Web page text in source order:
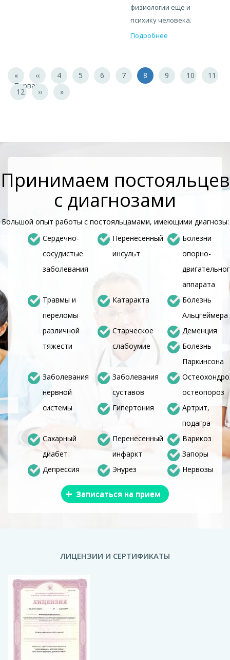
физиологии еще и
психику человека.
Подробнее
Нумерация
страниц
Первая
страница
«
Первая
←
‹‹ Page
4 Page
5 Page
6 Page
7
Текущая
страница
8 Page
9 Page
10 Page
11
Page
12
Следующая
страница
››
Последняя
страница
»
Принимаем постояльцев
с диагнозами
Большой опыт работы с постояльцамами, имеющими диагнозы:
Сердечно-
сосудистые
заболевания
Перенесенный
инсульт
Болезни
опорно-
аппарата
Травмы и
переломы
различной
тяжести
Катаракта
Болезнь
Альцгеймера
Старческое
слабоумие
Деменция
Болезнь
Паркинсона
Заболевания
нервной
системы
Заболевания
суставов
остеопороз
Гипертония
Артрит,
подагра
Сахарный
диабет
Перенесенный
инфаркт
Варикоз
Запоры
Депрессия
Энурез Нервозы
+ Записаться на прием
ЛИЦЕНЗИИ И СЕРТИФИКАТЫ